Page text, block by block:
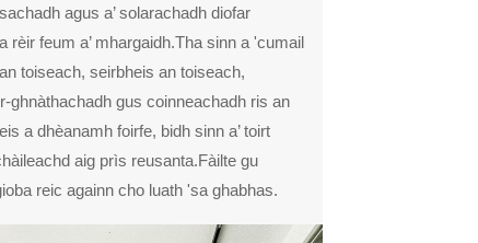
agus a’ solarachadh diofar
rèir feum a’ mhargaidh.Tha sinn a 'cumail
toiseach, seirbheis an toiseach,
ghnàthachadh gus coinneachadh ris an
a dhèanamh foirfe, bidh sinn a’ toirt
aig prìs reusanta.Fàilte gu
reic againn cho luath 'sa ghabhas.